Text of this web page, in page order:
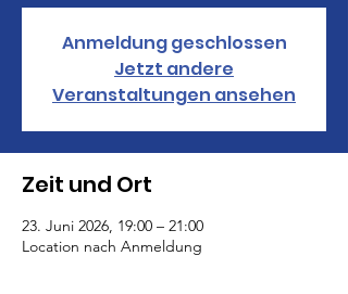
Anmeldung geschlossen
Jetzt andere
Veranstaltungen ansehen
Zeit und Ort
23. Juni 2026, 19:00 – 21:00
Location nach Anmeldung